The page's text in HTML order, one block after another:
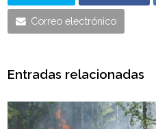
Correo electrónico
Entradas relacionadas